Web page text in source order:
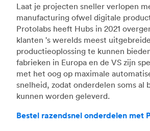
Laat je projecten sneller verlopen
manufacturing ofwel digitale
Protolabs heeft Hubs in 2021
klanten 's werelds meest uitgebreide
productieoplossing te kunnen
fabrieken in Europa en de VS zijn
met het oog op maximale
snelheid, zodat onderdelen soms al
kunnen worden geleverd.
Bestel razendsnel onderdelen met